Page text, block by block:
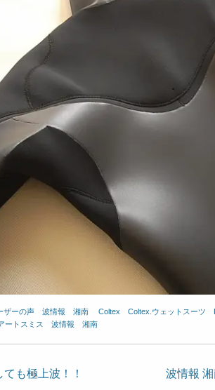
ザーの声 波情報 湘南 Coltex Coltex.ウェットスーツ
ートスミス 波情報 湘南
も極上波！！ 波情報